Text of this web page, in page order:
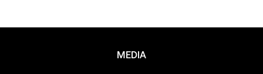
MEDIA